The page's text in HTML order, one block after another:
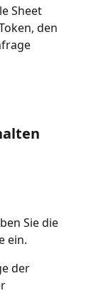
Sheet
den
Sie die
ein.
der